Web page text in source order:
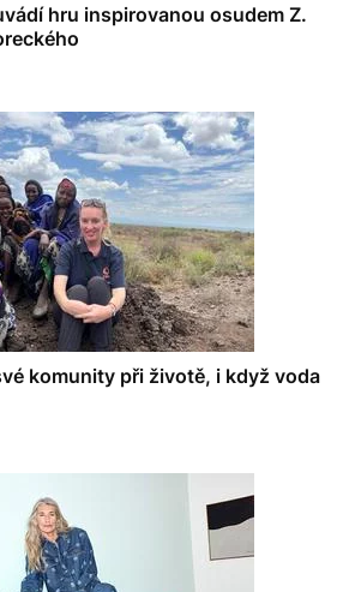
hru inspirovanou osudem Z.
komunity při životě, i když voda